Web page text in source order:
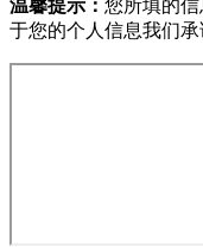
温馨提示： 您所填的
于您的个人信息我们承